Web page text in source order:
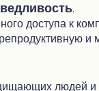
.
доступа к
и
людей и